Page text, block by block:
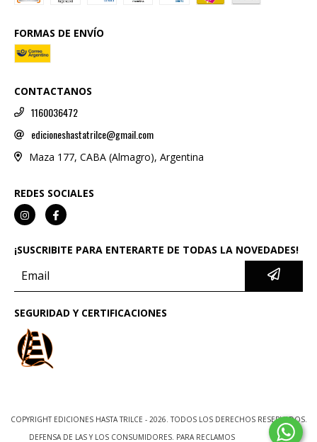
FORMAS DE ENVÍO
CONTACTANOS
1160036472
edicioneshastatrilce@gmail.com
Maza 177, CABA (Almagro), Argentina
REDES SOCIALES
¡SUSCRIBITE PARA ENTERARTE DE TODAS LA NOVEDADES!
SEGURIDAD Y CERTIFICACIONES
COPYRIGHT EDICIONES HASTA TRILCE - 2026. TODOS LOS DERECHOS RESERVADOS.
DEFENSA DE LAS Y LOS CONSUMIDORES. PARA RECLAMOS
INGRESÁ ACÁ.